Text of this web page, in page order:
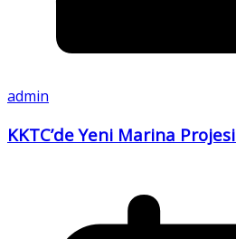
admin
KKTC’de Yeni Marina Projesi